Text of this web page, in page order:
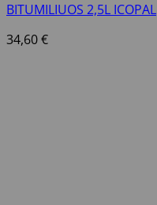
BITUMILIUOS 2,5L ICOPAL
34,60€